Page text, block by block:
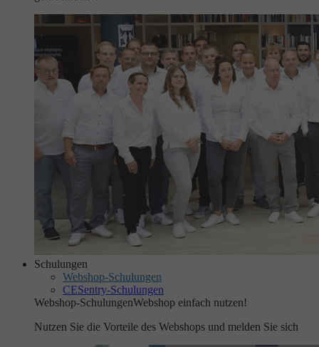
Schulungen
Webshop-Schulungen
CESentry-Schulungen
Webshop-SchulungenWebshop einfach nutzen!
Nutzen Sie die Vorteile des Webshops und melden Sie sich